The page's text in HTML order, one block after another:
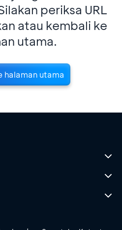
periksa URL
atau kembali ke
utama.
halaman utama